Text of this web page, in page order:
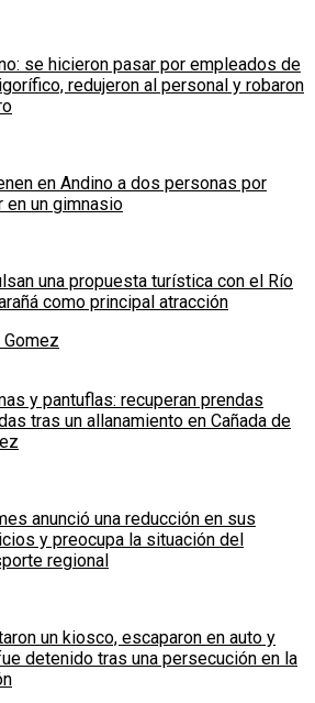
se hicieron pasar por empleados de
redujeron al personal y robaron
en Andino a dos personas por
en un gimnasio
una propuesta turística con el Río
como principal atracción
Gomez
y pantuflas: recuperan prendas
tras un allanamiento en Cañada de
anunció una reducción en sus
y preocupa la situación del
regional
un kiosco, escaparon en auto y
detenido tras una persecución en la